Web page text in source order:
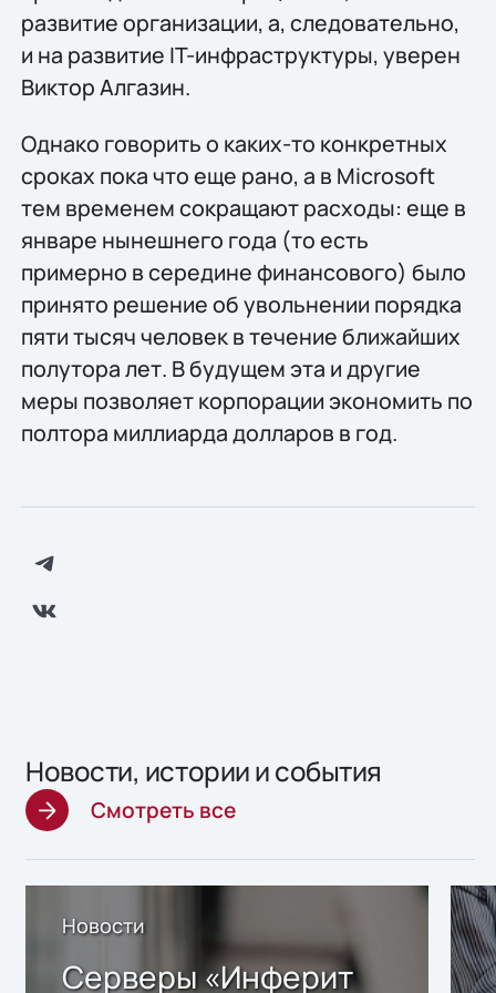
развитие организации, а, следовательно,
и на развитие IT-инфраструктуры, уверен
Виктор Алгазин.
Однако говорить о каких-то конкретных
сроках пока что еще рано, а в Microsoft
тем временем сокращают расходы: еще в
январе нынешнего года (то есть
примерно в середине финансового) было
принято решение об увольнении порядка
пяти тысяч человек в течение ближайших
полутора лет. В будущем эта и другие
меры позволяет корпорации экономить по
полтора миллиарда долларов в год.
Новости, истории и события
Смотреть все
Новости
Серверы «Инферит